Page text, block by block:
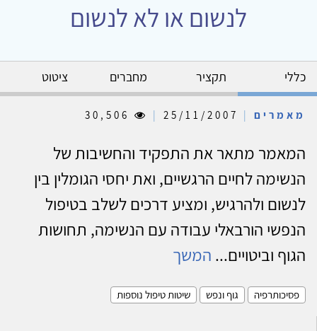
לנשום או לא לנשום
כללי תקציר מחברים ציטוט
מאמרים |
|
המאמר מתאר את התפקיד והחשיבות של
הנשימה לחיים הרגשיים, ואת יחסי הגומלין בין
לנשום ולהרגיש, ומציע דרכים לשלב בטיפול
הנפשי הורבאלי עבודה עם הנשימה, תחושות
הגוף וביטויים... המשך
פסיכותרפיה גוף ונפש שיטות טיפול נוספות